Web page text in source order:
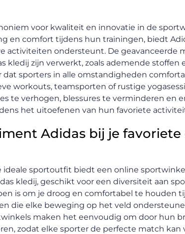
voor kwaliteit en innovatie in de
en comfort tijdens hun trainingen, biedt
activiteiten ondersteunt. De geavanceerde
kledij zijn verwerkt, zoals ademende stoffen
dat sporters in alle omstandigheden
workouts, teamsporten of rustige
te verhogen, blessures te verminderen en
het uitoefenen van hun favoriete
Adidas bij je
ideale sportoutfit biedt een online
kledij, geschikt voor een diversiteit aan
is om je droog en comfortabel te houden
die elke beweging op het veld
maken het eenvoudig om door hun
zodat elke sporter de perfecte match kan